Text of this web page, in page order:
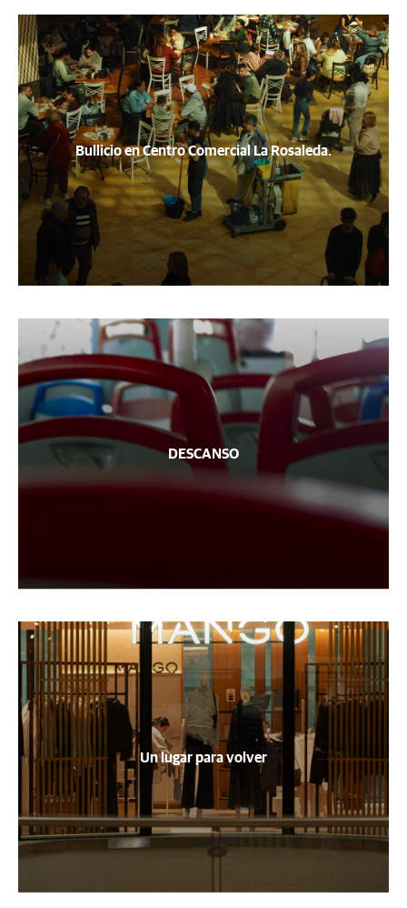
Bullicio en Centro Comercial La Rosaleda.
DESCANSO
Un lugar para volver